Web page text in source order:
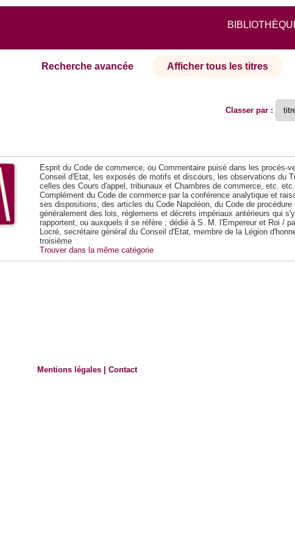
Recherche avancée Afficher tous les titres
Classer par :
Esprit du Code de commerce, ou Commentaire puisé dans les procès-
Conseil d'Etat, les exposés de motifs et discours, les observations du
celles des Cours d'appel, tribunaux et Chambres de commerce, etc.
Complément du Code de commerce par la conférence analytique et
ses dispositions, des articles du Code Napoléon, du Code de procédure
généralement des lois, réglemens et décrets impériaux antérieurs qui s'y
rapportent, ou auxquels il se réfère ; dédié à S. M. l'Empereur et Roi /
Locré, secrétaire général du Conseil d'Etat, membre de la Légion
troisième
Trouver dans la même catégorie
Mentions légales |Contact